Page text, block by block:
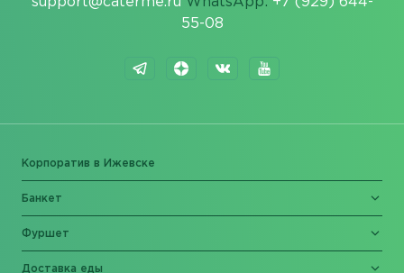
55-08
Корпоратив в Ижевске
Банкет
Фуршет
Доставка еды